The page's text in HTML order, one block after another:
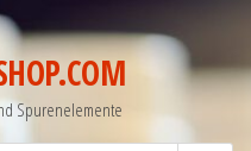
Spurenelemente